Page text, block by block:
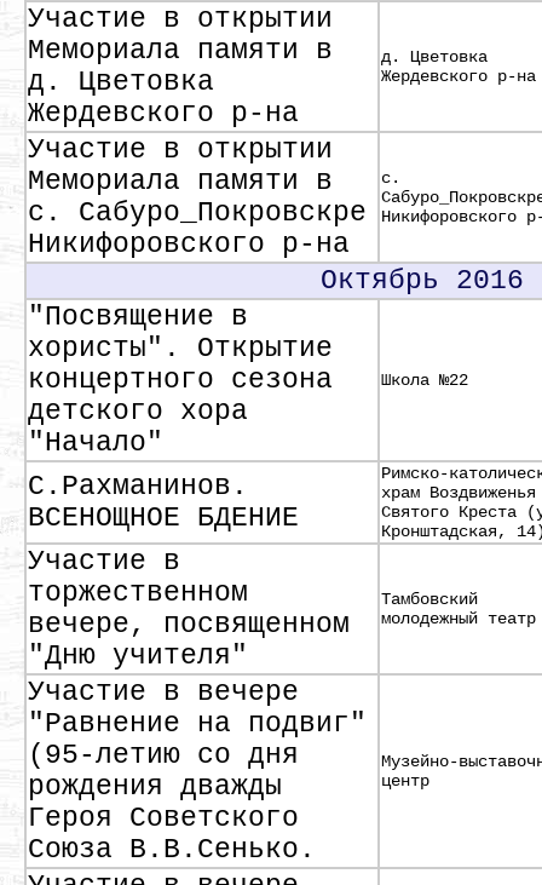
Участие в открытии
Мемориала памяти в
д. Цветовка
Жердевского р-на
д. Цветовка
Жердевского р-на
Участие в открытии
Мемориала памяти в
с. Сабуро_Покровскре
Никифоровского р-на
с.
Никифоровского
Октябрь 2016
"Посвящение в
хористы". Открытие
концертного сезона
детского хора
"Начало"
Школа №22
С.Рахманинов.
ВСЕНОЩНОЕ БДЕНИЕ
Римско-
храм Воздвиженья
Святого Креста
Кронштадская,
Участие в
торжественном
вечере, посвященном
"Дню учителя"
Тамбовский
молодежный театр
Участие в вечере
"Равнение на подвиг"
(95-летию со дня
рождения дважды
Героя Советского
Союза В.В.Сенько.
Музейно-
центр